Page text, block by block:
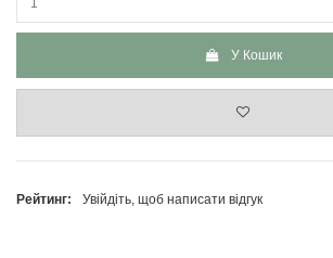
У Кошик
Рейтинг: Увійдіть, щоб написати відгук